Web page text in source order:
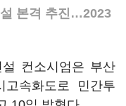
설 본격 추진…2023
컨소시엄은 부산
고속화도로 민간투